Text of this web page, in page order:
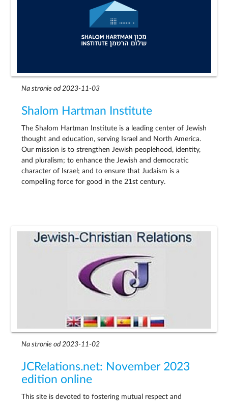
Na stronie od 2023-11-03
Shalom Hartman Institute
The Shalom Hartman Institute is a leading center of Jewish
thought and education, serving Israel and North America.
Our mission is to strengthen Jewish peoplehood, identity,
and pluralism; to enhance the Jewish and democratic
character of Israel; and to ensure that Judaism is a
compelling force for good in the 21st century.
Na stronie od 2023-11-02
JCRelations.net: November 2023
edition online
This site is devoted to fostering mutual respect and